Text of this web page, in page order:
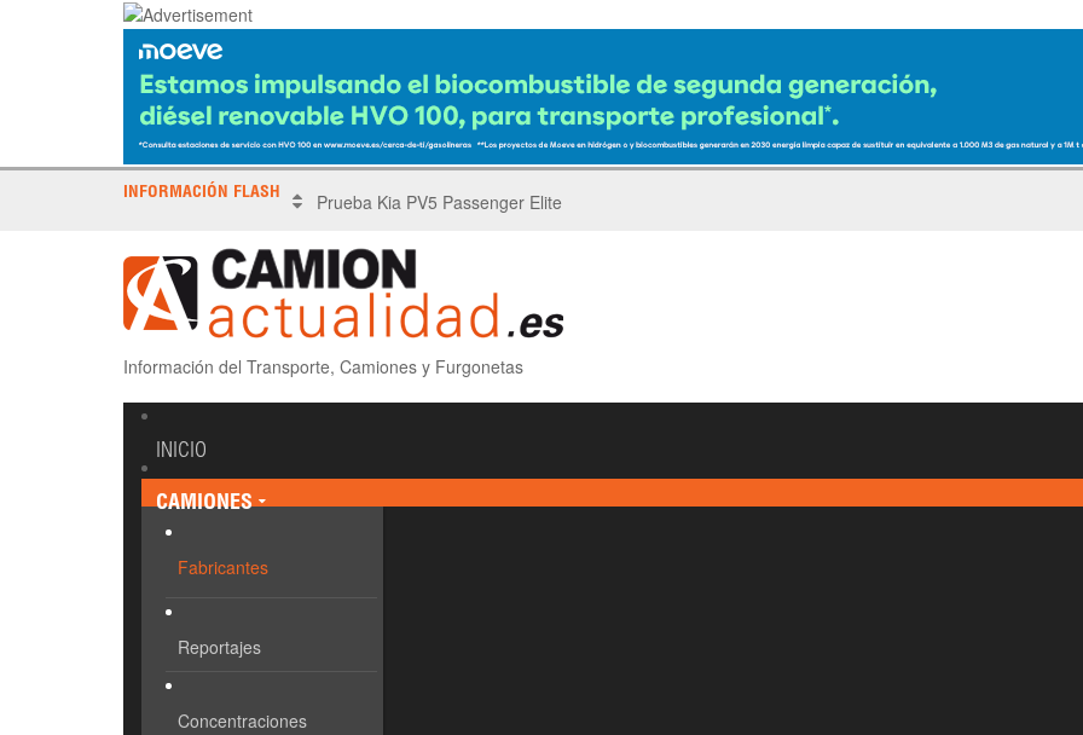
INFORMACIÓN FLASH X Tronada Almería | Encuentro del Pegaso Troner
Información del Transporte, Camiones y Furgonetas
INICIO
CAMIONES
Fabricantes
Reportajes
Concentraciones